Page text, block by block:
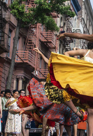
アジアドラマ
エンタメ・バラエティ